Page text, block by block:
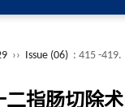
›› Issue (06) : 415 -419.
指肠切除